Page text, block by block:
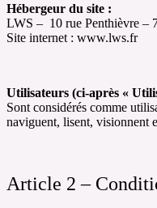
Hébergeur du site :
LWS – 10 rue Penthièvre –
Site internet : www.lws.fr
Utilisateurs (ci-après «
Sont considérés comme
naviguent, lisent, visionnent
Article 2 –